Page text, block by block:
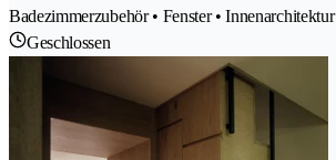
Badezimmerzubehör • Fenster • Innenarchitektur
Geschlossen